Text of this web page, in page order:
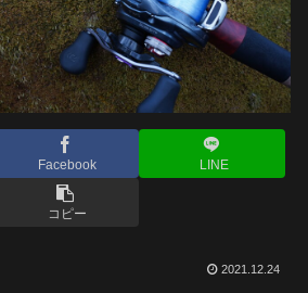
Facebook LINE
コピー
2021.12.24